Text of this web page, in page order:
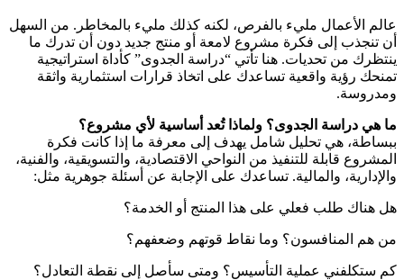
عالم الأعمال مليء بالفرص، لكنه كذلك مليء بالمخاطر. من السهل
أن تنجذب إلى فكرة مشروع لامعة أو منتج جديد دون أن تدرك ما
ينتظرك من تحديات. هنا تأتي “دراسة الجدوى” كأداة استراتيجية
تمنحك رؤية واقعية تساعدك على اتخاذ قرارات استثمارية واثقة
ومدروسة.
ما هي دراسة الجدوى؟ ولماذا تُعد أساسية لأي مشروع؟
ببساطة، هي تحليل شامل يهدف إلى معرفة ما إذا كانت فكرة
المشروع قابلة للتنفيذ من النواحي الاقتصادية، والتسويقية، والفنية،
والإدارية، والمالية. تساعدك على الإجابة عن أسئلة جوهرية مثل:
هل هناك طلب فعلي على هذا المنتج أو الخدمة؟
من هم المنافسون؟ وما نقاط قوتهم وضعفهم؟
كم ستكلفني عملية التأسيس؟ ومتى سأصل إلى نقطة التعادل؟